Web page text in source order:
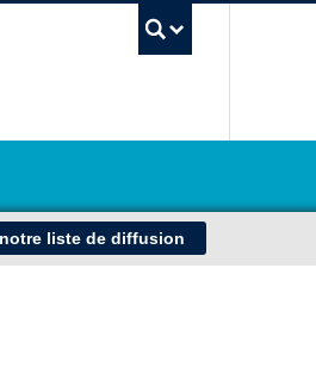
liste de diffusion